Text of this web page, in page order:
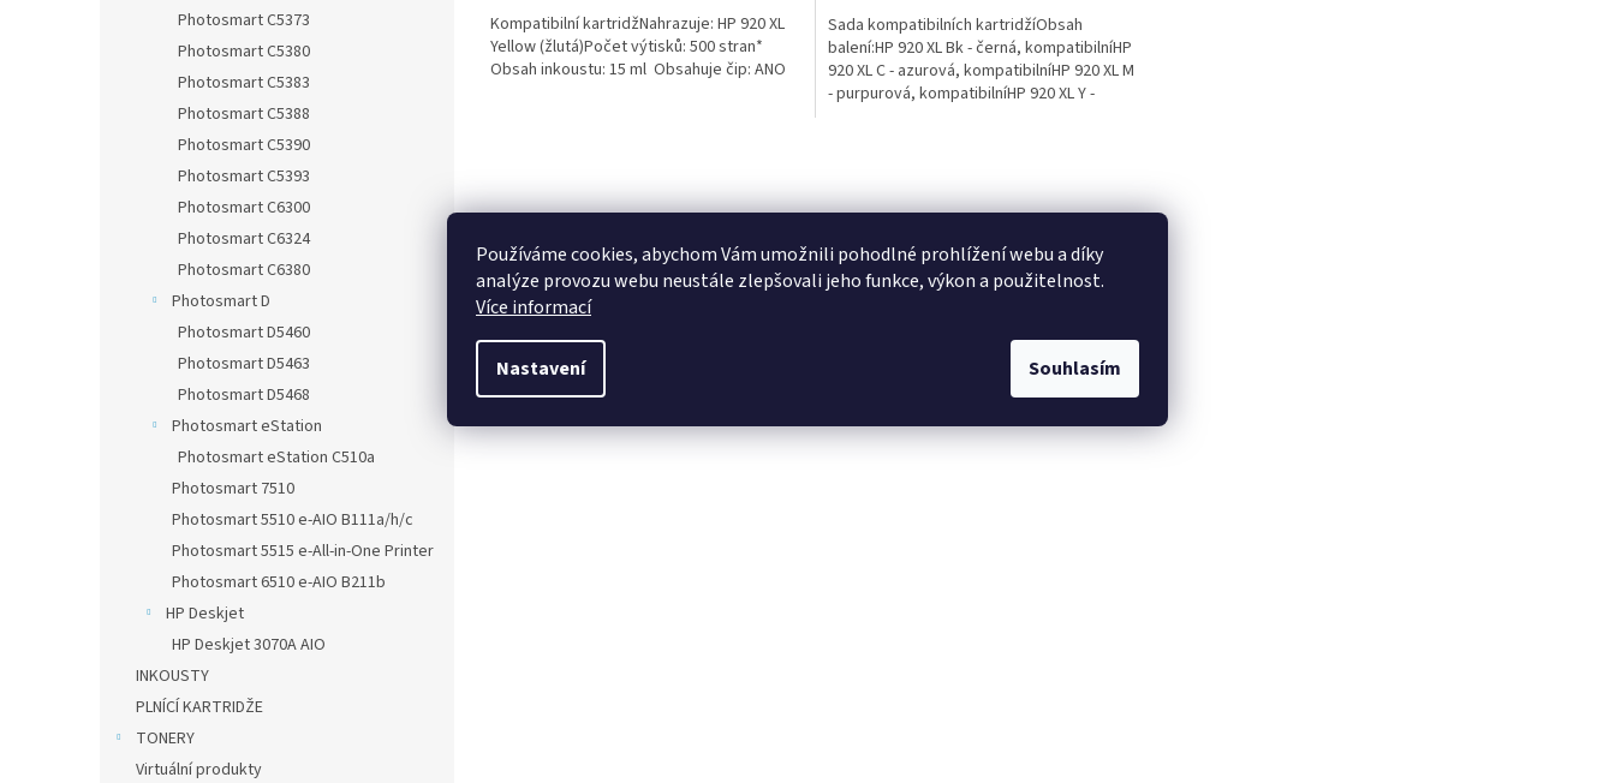
Používáme cookies, abychom Vám umožnili pohodlné prohlížení webu a díky
analýze provozu webu neustále zlepšovali jeho funkce, výkon a použitelnost.
Více informací
Nastavení Souhlasím
Photosmart C5373
Photosmart C5380
Photosmart C5383
Photosmart C5388
Photosmart C5390
Photosmart C5393
Photosmart C6300
Photosmart C6324
Photosmart C6380
Photosmart D
Photosmart D5460
Photosmart D5463
Photosmart D5468
Photosmart eStation
Photosmart eStation C510a
Photosmart 7510
Photosmart 5510 e-AIO B111a/h/c
Photosmart 5515 e-All-in-One Printer
Photosmart 6510 e-AIO B211b
HP Deskjet
HP Deskjet 3070A AIO
INKOUSTY
PLNÍCÍ KARTRIDŽE
TONERY
Virtuální produkty
Kompatibilní kartridžNahrazuje: HP 920 XL
Yellow (žlutá)Počet výtisků: 500 stran*
Obsah inkoustu: 15 ml Obsahuje čip: ANO
Sada kompatibilních kartridžíObsah
balení:HP 920 XL Bk - černá, kompatibilníHP
920 XL C - azurová, kompatibilníHP 920 XL M
- purpurová, kompatibilníHP 920 XL Y -
á
a
c
y
v